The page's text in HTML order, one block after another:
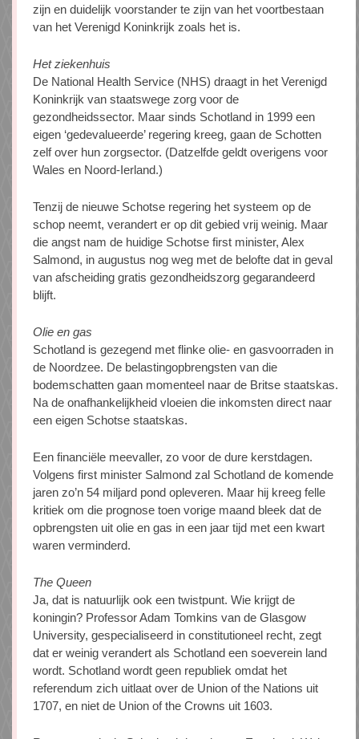
zijn en duidelijk voorstander te zijn van het voortbestaan
van het Verenigd Koninkrijk zoals het is.
Het ziekenhuis
De National Health Service (NHS) draagt in het Verenigd
Koninkrijk van staatswege zorg voor de
gezondheidssector. Maar sinds Schotland in 1999 een
eigen ‘gedevalueerde’ regering kreeg, gaan de Schotten
zelf over hun zorgsector. (Datzelfde geldt overigens voor
Wales en Noord-Ierland.)
Tenzij de nieuwe Schotse regering het systeem op de
schop neemt, verandert er op dit gebied vrij weinig. Maar
die angst nam de huidige Schotse first minister, Alex
Salmond, in augustus nog weg met de belofte dat in geval
van afscheiding gratis gezondheidszorg gegarandeerd
blijft.
Olie en gas
Schotland is gezegend met flinke olie- en gasvoorraden in
de Noordzee. De belastingopbrengsten van die
bodemschatten gaan momenteel naar de Britse staatskas.
Na de onafhankelijkheid vloeien die inkomsten direct naar
een eigen Schotse staatskas.
Een financiële meevaller, zo voor de dure kerstdagen.
Volgens first minister Salmond zal Schotland de komende
jaren zo’n 54 miljard pond opleveren. Maar hij kreeg felle
kritiek om die prognose toen vorige maand bleek dat de
opbrengsten uit olie en gas in een jaar tijd met een kwart
waren verminderd.
The Queen
Ja, dat is natuurlijk ook een twistpunt. Wie krijgt de
koningin? Professor Adam Tomkins van de Glasgow
University, gespecialiseerd in constitutioneel recht, zegt
dat er weinig verandert als Schotland een soeverein land
wordt. Schotland wordt geen republiek omdat het
referendum zich uitlaat over de Union of the Nations uit
1707, en niet de Union of the Crowns uit 1603.